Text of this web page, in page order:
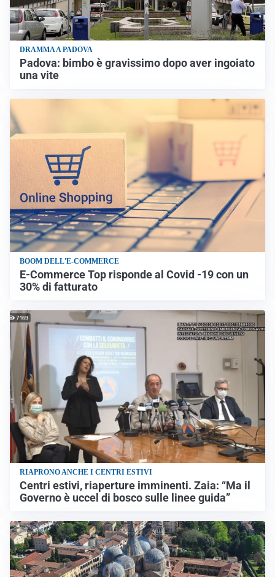
DRAMMA A PADOVA
Padova: bimbo è gravissimo dopo aver ingoiato
una vite
BOOM DELL'E-COMMERCE
E-Commerce Top risponde al Covid -19 con un
30% di fatturato
RIAPRONO ANCHE I CENTRI ESTIVI
Centri estivi, riaperture imminenti. Zaia: “Ma il
Governo è uccel di bosco sulle linee guida”